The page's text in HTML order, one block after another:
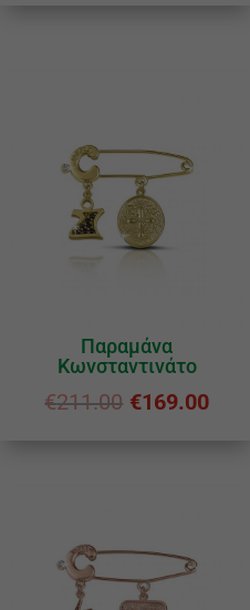
Παραμάνα
Κωνσταντινάτο
€211.00 €169.00